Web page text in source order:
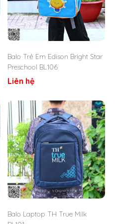
x Rộng = Theo Maket trao
– 12 ngày​ (Tùy số lượng
thể khác)
Balo Trẻ Em Edison Bright Star
Preschool BL106
Liên hệ
Balo Laptop TH True Milk